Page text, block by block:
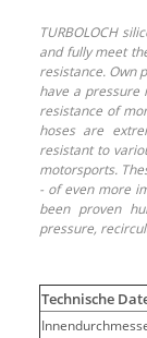
TURBOLOCH
and fully meet
resistance. Own
have a pressure
resistance of
hoses are
resistant to
motorsports.
- of even more
been proven
pressure,
Technische